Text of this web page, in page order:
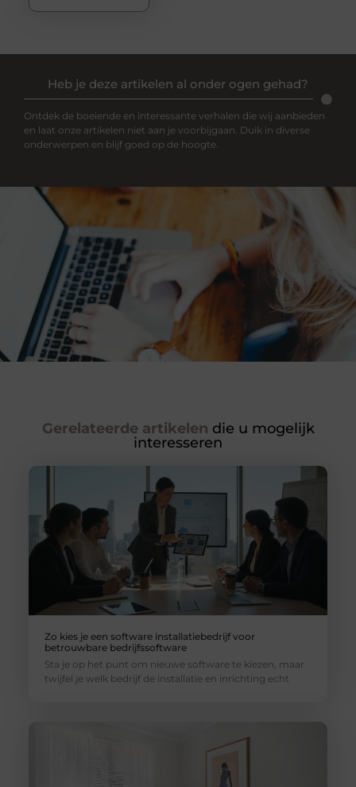
Heb je deze artikelen al onder ogen gehad?
Ontdek de boeiende en interessante verhalen die wij aanbieden
en laat onze artikelen niet aan je voorbijgaan. Duik in diverse
onderwerpen en blijf goed op de hoogte.
Gerelateerde artikelen die u mogelijk
interesseren
Zo kies je een software installatiebedrijf voor
betrouwbare bedrijfssoftware
Sta je op het punt om nieuwe software te kiezen, maar
twijfel je welk bedrijf de installatie en inrichting echt